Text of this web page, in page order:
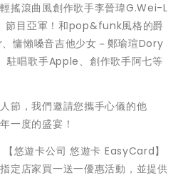
搖滾曲風創作歌手李晉瑋G.Wei-L
節目亞軍！和pop&funk風格的爵
慵懶嗓音吉他少女－鄭瑜瑄Dory
駐唱歌手Apple、創作歌手阿七等
節，我們邀請您攜手心儀的他
一度的盛宴！
悠遊卡公司 悠遊卡 EasyCard】
定店家買一送一優惠活動，並提供